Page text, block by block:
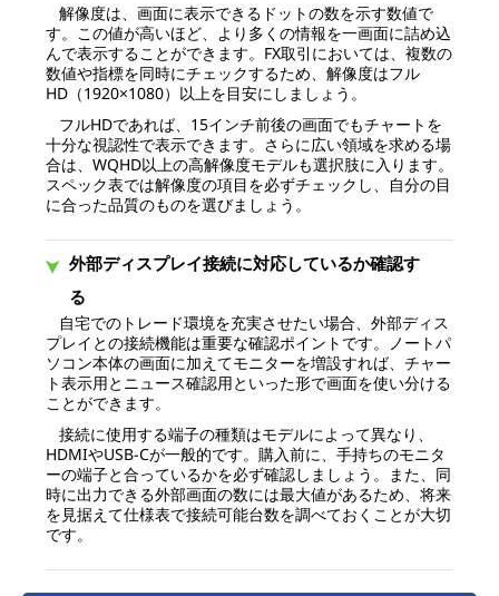
解像度は、画面に表示できるドットの数を示す数値で
す。この値が高いほど、より多くの情報を一画面に詰め込
んで表示することができます。FX取引においては、複数の
数値や指標を同時にチェックするため、解像度はフル
HD（1920×1080）以上を目安にしましょう。
フルHDであれば、15インチ前後の画面でもチャートを
十分な視認性で表示できます。さらに広い領域を求める場
合は、WQHD以上の高解像度モデルも選択肢に入ります。
スペック表では解像度の項目を必ずチェックし、自分の目
に合った品質のものを選びましょう。
外部ディスプレイ接続に対応しているか確認す
る
自宅でのトレード環境を充実させたい場合、外部ディス
プレイとの接続機能は重要な確認ポイントです。ノートパ
ソコン本体の画面に加えてモニターを増設すれば、チャー
ト表示用とニュース確認用といった形で画面を使い分ける
ことができます。
接続に使用する端子の種類はモデルによって異なり、
HDMIやUSB-Cが一般的です。購入前に、手持ちのモニタ
ーの端子と合っているかを必ず確認しましょう。また、同
時に出力できる外部画面の数には最大値があるため、将来
を見据えて仕様表で接続可能台数を調べておくことが大切
です。